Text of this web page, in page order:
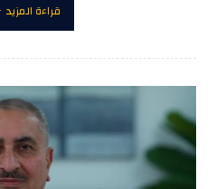
قراءة المزيد